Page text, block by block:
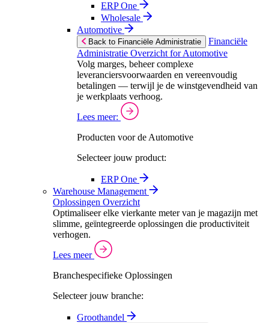
ERP One
Wholesale
Automotive
Back to Financiële Administratie
Financiële
Administratie Overzicht for Automotive
Volg marges, beheer complexe
leveranciersvoorwaarden en vereenvoudig
betalingen — terwijl je de winstgevendheid van
je werkplaats verhoog.
Lees meer:
Producten voor de Automotive
Selecteer jouw product:
ERP One
Warehouse Management
Oplossingen Overzicht
Optimaliseer elke vierkante meter van je magazijn met
slimme, geïntegreerde oplossingen die productiviteit
verhogen.
Lees meer
Branchespecifieke Oplossingen
Selecteer jouw branche:
Groothandel